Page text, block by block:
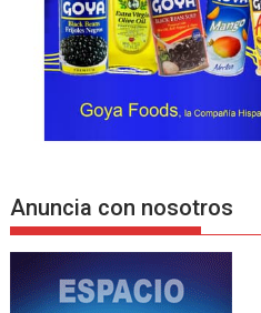
Anuncia con nosotros